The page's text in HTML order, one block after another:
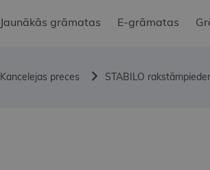
Jaunākās grāmatas E-grāmatas
Kancelejas preces STABILO